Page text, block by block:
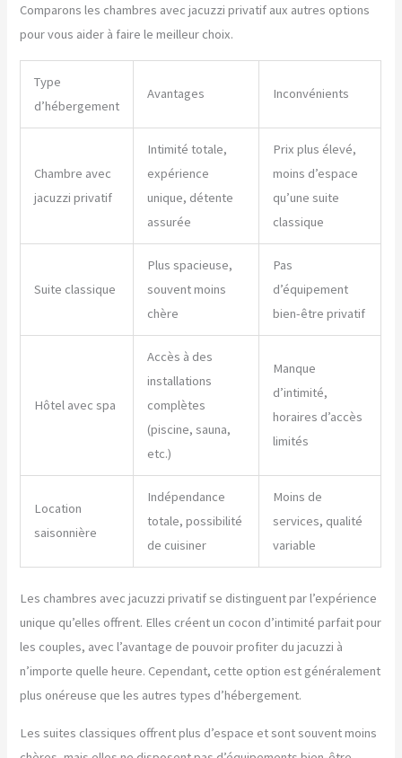
Comparons les chambres avec jacuzzi privatif aux autres options
pour vous aider à faire le meilleur choix.
Type
d’hébergement
Avantages Inconvénients
Chambre avec
jacuzzi privatif
Intimité totale,
expérience
unique, détente
assurée
Prix plus élevé,
moins d’espace
qu’une suite
classique
Suite classique
Plus spacieuse,
souvent moins
chère
Pas
d’équipement
bien-être privatif
Hôtel avec spa
Accès à des
installations
complètes
(piscine, sauna,
etc.)
Manque
d’intimité,
horaires d’accès
limités
Location
saisonnière
Indépendance
totale, possibilité
de cuisiner
Moins de
services, qualité
variable
Les chambres avec jacuzzi privatif se distinguent par l’expérience
unique qu’elles offrent. Elles créent un cocon d’intimité parfait pour
les couples, avec l’avantage de pouvoir profiter du jacuzzi à
n’importe quelle heure. Cependant, cette option est généralement
plus onéreuse que les autres types d’hébergement.
Les suites classiques offrent plus d’espace et sont souvent moins